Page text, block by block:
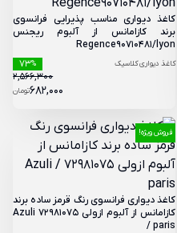
کاغذ دیواری مناسب پذیرایی فرانسوی
برند کازامانس از آلبوم ریجنس
Regence90710481/lyon
کاغذ دیواری کلاسیک %
73
2,566,300
تومان682,000
فروش ویژه!
کاغذ دیواری فرانسوی رنگ قرمز ساده برند
کازامانس از آلبوم ازولی 72981075 Azuli
/ paris